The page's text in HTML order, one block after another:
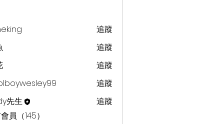
追蹤
追蹤
追蹤
追蹤
先生
追蹤
員（145）